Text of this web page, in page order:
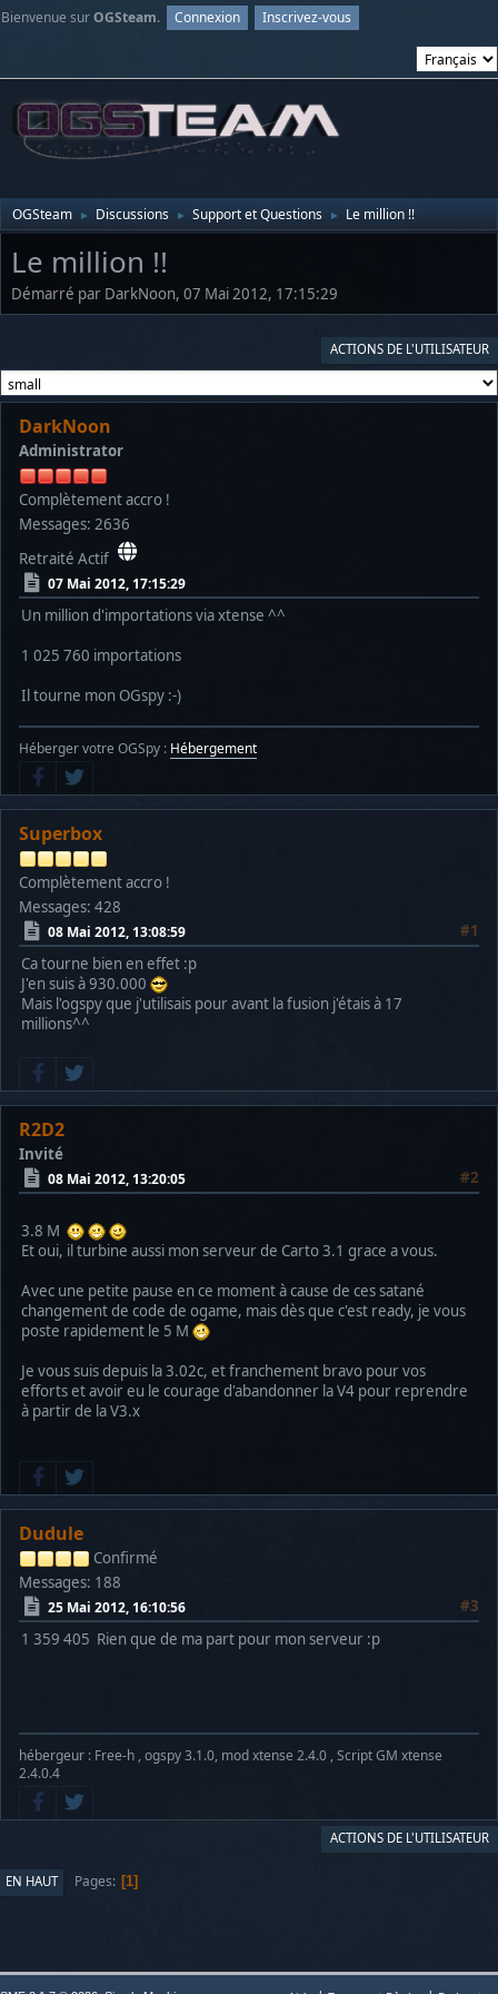
Bienvenue surOGSteam. Connexion Inscrivez-vous
OGSteam ► Discussions ► Support et Questions ► Le million !!
Le million !!
Démarré par DarkNoon, 07 Mai 2012, 17:15:29
ACTIONS DE L'UTILISATEUR
DarkNoon
Administrator
Complètement accro !
Messages: 2636
Retraité Actif
07 Mai 2012, 17:15:29
Un million d'importations via xtense ^^
1 025 760 importations
Il tourne mon OGspy :-)
Héberger votre OGSpy : Hébergement
Superbox
Complètement accro !
Messages: 428
08 Mai 2012, 13:08:59
#1
Ca tourne bien en effet :p
J'en suis à 930.000
Mais l'ogspy que j'utilisais pour avant la fusion j'étais à 17
millions^^
R2D2
Invité
08 Mai 2012, 13:20:05 #2
3.8 M
Et oui, il turbine aussi mon serveur de Carto 3.1 grace a vous.
Avec une petite pause en ce moment à cause de ces satané
changement de code de ogame, mais dès que c'est ready, je vous
poste rapidement le 5 M
Je vous suis depuis la 3.02c, et franchement bravo pour vos
efforts et avoir eu le courage d'abandonner la V4 pour reprendre
à partir de la V3.x
Dudule
Confirmé
Messages: 188
25 Mai 2012, 16:10:56
#3
1 359 405 Rien que de ma part pour mon serveur :p
hébergeur : Free-h , ogspy 3.1.0, mod xtense 2.4.0 , Script GM xtense
2.4.0.4
ACTIONS DE L'UTILISATEUR
EN HAUT Pages 1